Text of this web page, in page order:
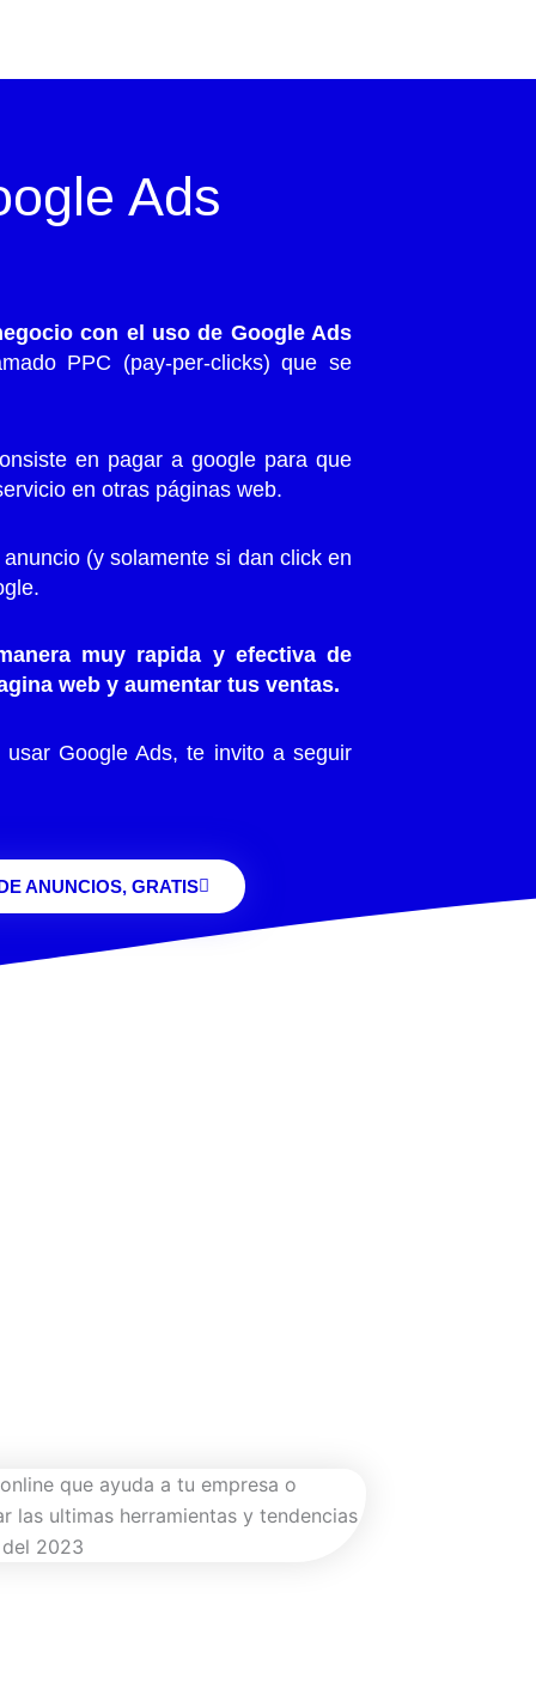
Ads
con el uso de Google Ads
PPC (pay-per-clicks) que se
en pagar a google para que
en otras páginas web.
(y solamente si dan click en
muy rapida y efectiva de
web y aumentar tus ventas.
Google Ads, te invito a seguir
ANUNCIOS, GRATIS